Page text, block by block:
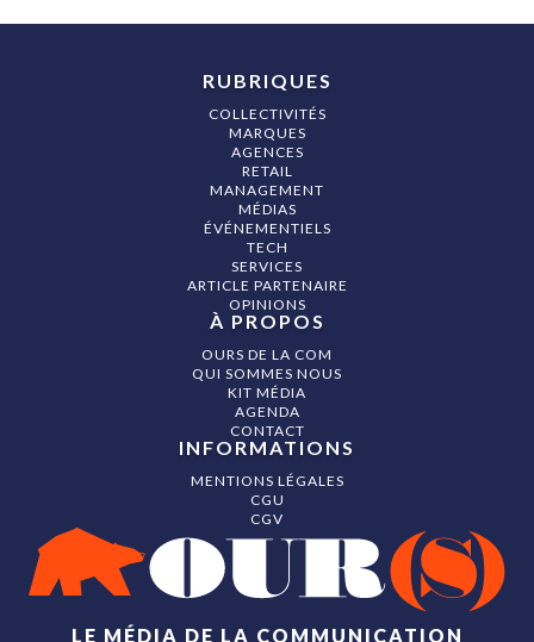
LE MÉDIA DE LA COMMUNICATION
RUBRIQUES
COLLECTIVITÉS
MARQUES
AGENCES
RETAIL
MANAGEMENT
MÉDIAS
ÉVÉNEMENTIELS
TECH
SERVICES
ARTICLE PARTENAIRE
OPINIONS
À PROPOS
OURS DE LA COM
QUI SOMMES NOUS
KIT MÉDIA
AGENDA
CONTACT
INFORMATIONS
MENTIONS LÉGALES
CGU
CGV